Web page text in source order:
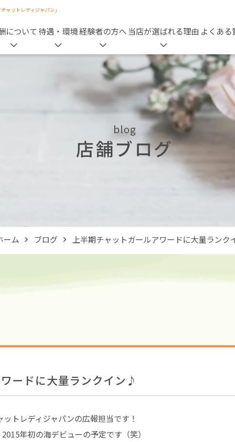
ャットレディジャパン」
について待遇・環境経験者の方へ 当店が選ばれる理由 よくある
blog
店舗ブログ
ーム ブログ 上半期チャットガールアワードに大量ラン
ードに大量ランクイン♪
トレディジャパンの広報担当です！
年初の海デビューの予定です（笑）